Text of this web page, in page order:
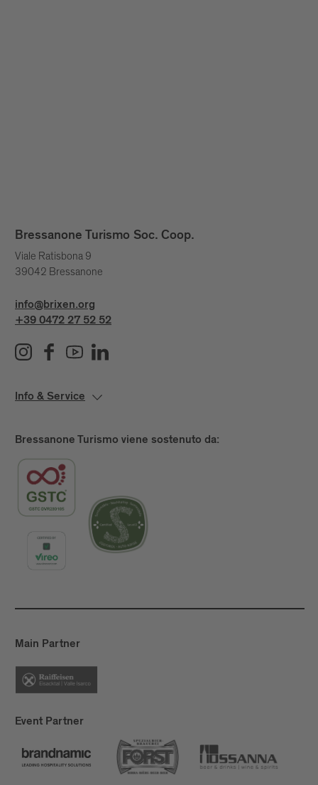
Bressanone Turismo Soc. Coop.
Viale Ratisbona 9
39042 Bressanone
info@brixen.org
+39 0472 27 52 52
Info & Service
Bressanone Turismo viene sostenuto da:
Main Partner
Event Partner